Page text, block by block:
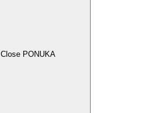
Close PONUKA